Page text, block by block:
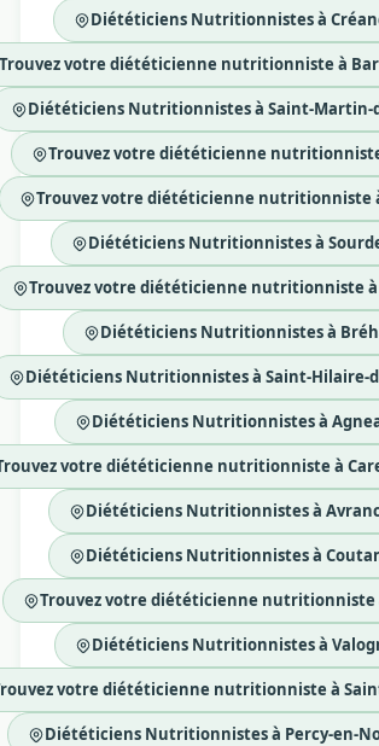
Diététiciens Nutritionnistes à
Trouvez votre diététicienne nutritionniste à
Diététiciens Nutritionnistes à Saint-Martin-
Trouvez votre diététicienne nutritionniste
Trouvez votre diététicienne nutritionniste
Diététiciens Nutritionnistes à
Trouvez votre diététicienne nutritionniste à
Diététiciens Nutritionnistes à
Diététiciens Nutritionnistes à Saint-Hilaire-
Diététiciens Nutritionnistes à
votre diététicienne nutritionniste à
Diététiciens Nutritionnistes à
Diététiciens Nutritionnistes à
Trouvez votre diététicienne nutritionniste
Diététiciens Nutritionnistes à
votre diététicienne nutritionniste à
Diététiciens Nutritionnistes à Percy-en-